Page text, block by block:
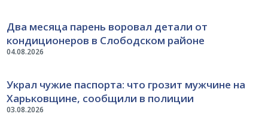
04.08.2026
Два месяца парень воровал детали от
кондиционеров в Слободском районе
03.08.2026
Украл чужие паспорта: что грозит мужчине на
Харьковщине, сообщили в полиции